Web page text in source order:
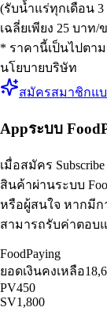
(รับน้ำแร่ทุกเดือน 3
เฉลี่ยเพียง 25 บาท/
* ราคานี้เป็นไปตา
นโยบายบริษัท
สมัครสมาชิกแบ
Appระบบ
เมื่อสมัคร
สินค้าผ่านระบบ
หรือผู้สนใจ หากมีก
สามารถรับค่าตอบ
FoodPaying
ยอดเงินคงเหลือ
PV450
SV1,800